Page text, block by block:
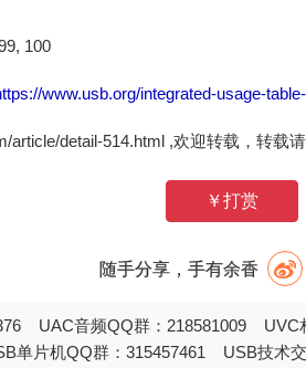
100
www.usb.org/integrated-usage-
detail-514.html ,欢迎转载，转载请
￥打赏
随手分享，手有余香
UAC音频QQ群：218581009
单片机QQ群：315457461 USB技术